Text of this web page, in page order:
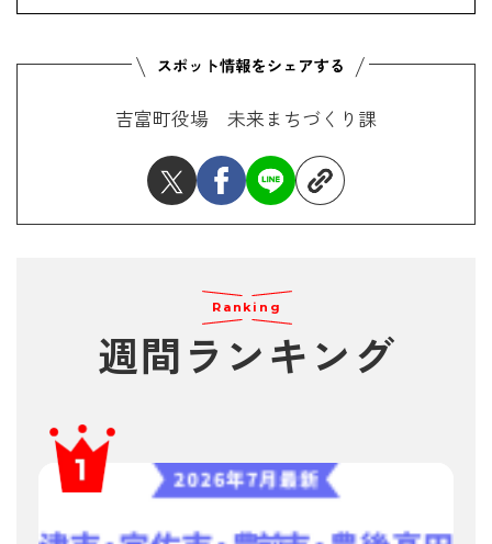
吉富町役場 未来まちづくり課
Ranking
週間ランキング